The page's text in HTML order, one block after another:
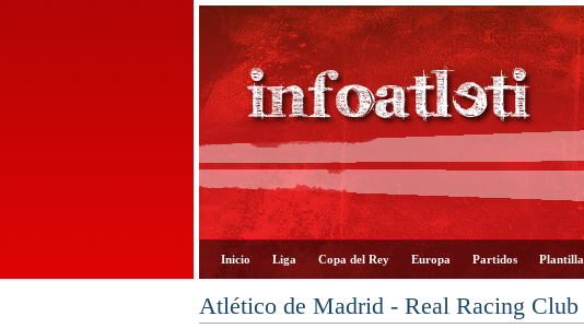
Inicio Liga Copa del Rey Europa Partidos Plantilla
Atlético de Madrid - Real Racing Club